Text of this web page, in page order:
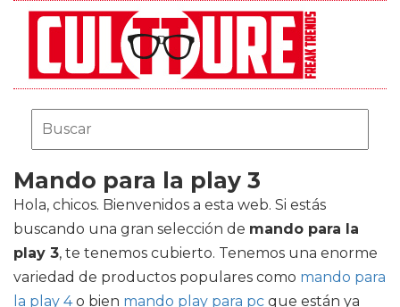
Mando para la play 3
Hola, chicos. Bienvenidos a esta web. Si estás
buscando una gran selección de mando para la
play 3, te tenemos cubierto. Tenemos una enorme
variedad de productos populares como mando para
la play 4o bien mando play para pc que están ya